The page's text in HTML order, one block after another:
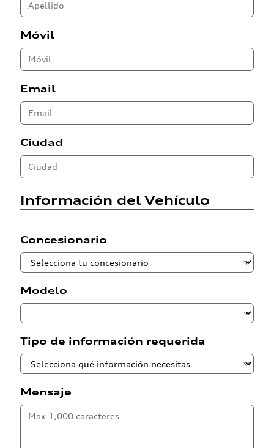
Móvil
Email
Ciudad
Información del Vehículo
Concesionario
Modelo
Tipo de información requerida
Mensaje